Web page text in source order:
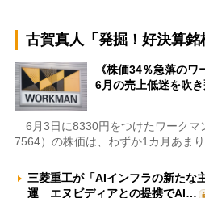
古賀真人「発掘！好決算銘
《株価34％急落のワ
6月の売上低迷を吹
6月3日に8330円をつけたワークマ
7564）の株価は、わずか1カ月あま
三菱重工が「AIインフラの新たな
運 エヌビディアとの提携でAI…